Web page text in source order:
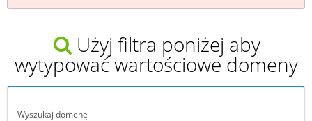
Użyj filtra poniżej aby
wytypować wartościowe domeny
Wyszukaj domenę